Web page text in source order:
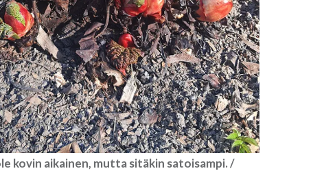
kovin aikainen, mutta sitäkin satoisampi. /